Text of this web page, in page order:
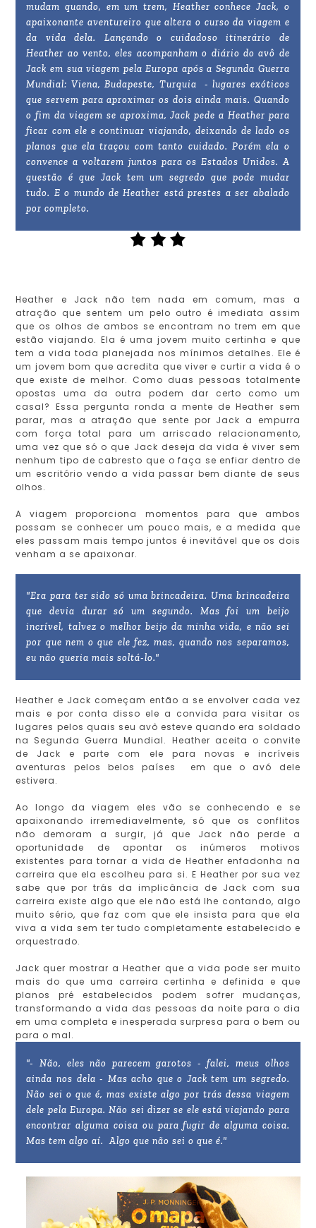
mudam quando, em um trem, Heather conhece Jack, o
apaixonante aventureiro que altera o curso da viagem e
da vida dela. Lançando o cuidadoso itinerário de
Heather ao vento, eles acompanham o diário do avô de
Jack em sua viagem pela Europa após a Segunda Guerra
Mundial: Viena, Budapeste, Turquia - lugares exóticos
que servem para aproximar os dois ainda mais. Quando
o fim da viagem se aproxima, Jack pede a Heather para
ficar com ele e continuar viajando, deixando de lado os
planos que ela traçou com tanto cuidado. Porém ela o
convence a voltarem juntos para os Estados Unidos. A
questão é que Jack tem um segredo que pode mudar
tudo. E o mundo de Heather está prestes a ser abalado
por completo.
Heather e Jack não tem nada em comum, mas a
atração que sentem um pelo outro é imediata assim
que os olhos de ambos se encontram no trem em que
estão viajando. Ela é uma jovem muito certinha e que
tem a vida toda planejada nos mínimos detalhes. Ele é
um jovem bom que acredita que viver e curtir a vida é o
que existe de melhor. Como duas pessoas totalmente
opostas uma da outra podem dar certo como um
casal? Essa pergunta ronda a mente de Heather sem
parar, mas a atração que sente por Jack a empurra
com força total para um arriscado relacionamento,
uma vez que só o que Jack deseja da vida é viver sem
nenhum tipo de cabresto que o faça se enfiar dentro de
um escritório vendo a vida passar bem diante de seus
olhos.
A viagem proporciona momentos para que ambos
possam se conhecer um pouco mais, e a medida que
eles passam mais tempo juntos é inevitável que os dois
venham a se apaixonar.
"Era para ter sido só uma brincadeira. Uma brincadeira
que devia durar só um segundo. Mas foi um beijo
incrível, talvez o melhor beijo da minha vida, e não sei
por que nem o que ele fez, mas, quando nos separamos,
eu não queria mais soltá-lo."
Heather e Jack começam então a se envolver cada vez
mais e por conta disso ele a convida para visitar os
lugares pelos quais seu avô esteve quando era soldado
na Segunda Guerra Mundial. Heather aceita o convite
de Jack e parte com ele para novas e incríveis
aventuras pelos belos países em que o avó dele
estivera.
Ao longo da viagem eles vão se conhecendo e se
apaixonando irremediavelmente, só que os conflitos
não demoram a surgir, já que Jack não perde a
oportunidade de apontar os inúmeros motivos
existentes para tornar a vida de Heather enfadonha na
carreira que ela escolheu para si. E Heather por sua vez
sabe que por trás da implicância de Jack com sua
carreira existe algo que ele não está lhe contando, algo
muito sério, que faz com que ele insista para que ela
viva a vida sem ter tudo completamente estabelecido e
orquestrado.
Jack quer mostrar a Heather que a vida pode ser muito
mais do que uma carreira certinha e definida e que
planos pré estabelecidos podem sofrer mudanças,
transformando a vida das pessoas da noite para o dia
em uma completa e inesperada surpresa para o bem ou
para o mal.
"- Não, eles não parecem garotos - falei, meus olhos
ainda nos dela - Mas acho que o Jack tem um segredo.
Não sei o que é, mas existe algo por trás dessa viagem
dele pela Europa. Não sei dizer se ele está viajando para
encontrar alguma coisa ou para fugir de alguma coisa.
Mas tem algo aí. Algo que não sei o que é."